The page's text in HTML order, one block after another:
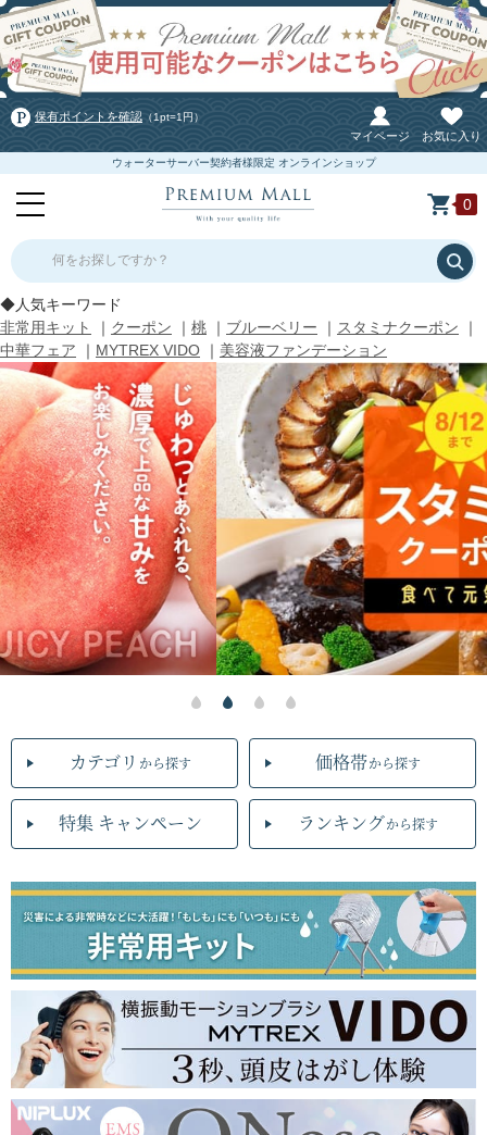
保有ポイントを確認 （1pt=1円）
マイページ お気に入り
ウォーターサーバー契約者様限定 オンラインショップ
0
何をお探しですか？
◆人気キーワード
非常用キット
｜ クーポン ｜ 桃 ｜ ブルーベリー ｜ スタミナクーポン ｜
中華フェア ｜ MYTREX VIDO ｜ 美容液ファンデーション
カテゴリ から探す 価格帯から探す
特集 キャンペーン ランキングから探す